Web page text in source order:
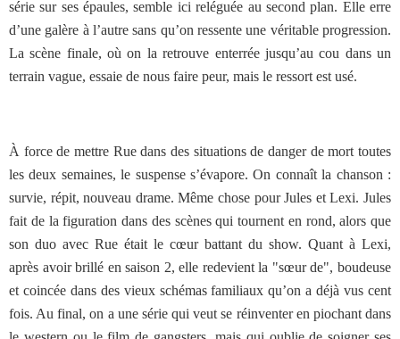
série sur ses épaules, semble ici reléguée au second plan. Elle erre
d’une galère à l’autre sans qu’on ressente une véritable progression.
La scène finale, où on la retrouve enterrée jusqu’au cou dans un
terrain vague, essaie de nous faire peur, mais le ressort est usé.
À force de mettre Rue dans des situations de danger de mort toutes
les deux semaines, le suspense s’évapore. On connaît la chanson :
survie, répit, nouveau drame. Même chose pour Jules et Lexi. Jules
fait de la figuration dans des scènes qui tournent en rond, alors que
son duo avec Rue était le cœur battant du show. Quant à Lexi,
après avoir brillé en saison 2, elle redevient la "sœur de", boudeuse
et coincée dans des vieux schémas familiaux qu’on a déjà vus cent
fois. Au final, on a une série qui veut se réinventer en piochant dans